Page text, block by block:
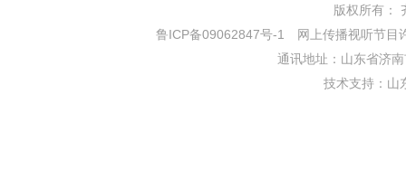
版权所有：
鲁ICP备09062847号-1
网上传播视听节目
通讯地址：山东省济
技术支持： 山